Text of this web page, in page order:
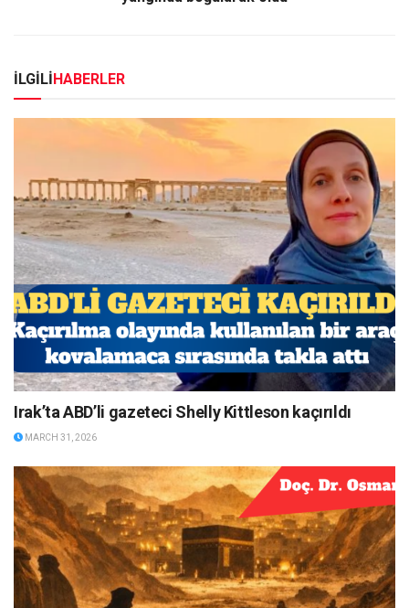
İLGİLİHABERLER
Irak’ta ABD’li gazeteci Shelly Kittleson kaçırıldı
MARCH 31, 2026